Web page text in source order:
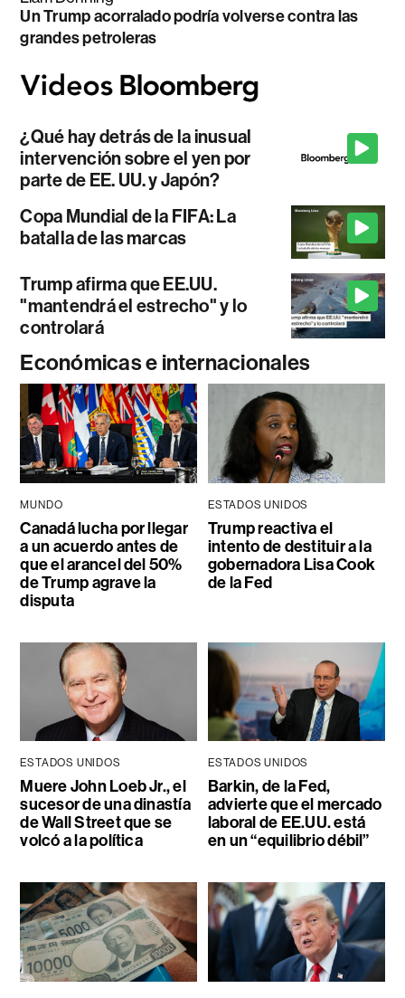
Un Trump acorralado podría volverse contra las
grandes petroleras
¿Qué hay detrás de la inusual
intervención sobre el yen por
parte de EE. UU. y Japón?
Copa Mundial de la FIFA: La
batalla de las marcas
Trump afirma que EE.UU.
"mantendrá el estrecho" y lo
controlará
Económicas e internacionales
MUNDO
Canadá lucha por llegar
a un acuerdo antes de
que el arancel del 50%
de Trump agrave la
disputa
ESTADOS UNIDOS
Trump reactiva el
intento de destituir a la
gobernadora Lisa Cook
de la Fed
ESTADOS UNIDOS
Muere John Loeb Jr., el
sucesor de una dinastía
de Wall Street que se
volcó a la política
ESTADOS UNIDOS
Barkin, de la Fed,
advierte que el mercado
laboral de EE.UU. está
en un “equilibrio débil”